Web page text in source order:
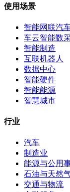
使用场景
智能网联汽
车云智能数
智能制造
互联机器人
数据中心
智能硬件
智能能源
智慧城市
行业
汽车
制造业
能源与公用
石油与天然
交通与物流